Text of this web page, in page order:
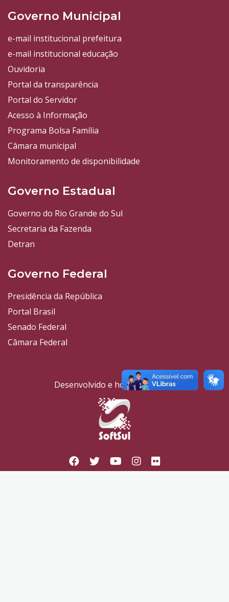
Governo Municipal
e-mail institucional prefeitura
e-mail institucional educação
Ouvidoria
Portal da transparência
Portal do Servidor
Acesso à Informação
Programa Bolsa Família
Câmara municipal
Monitoramento de disponibilidade
Governo Estadual
Governo do Rio Grande do Sul
Secretaria da Fazenda
Detran
Governo Federal
Presidência da República
Portal Brasil
Senado Federal
Câmara Federal
Desenvolvido e hospedado por: